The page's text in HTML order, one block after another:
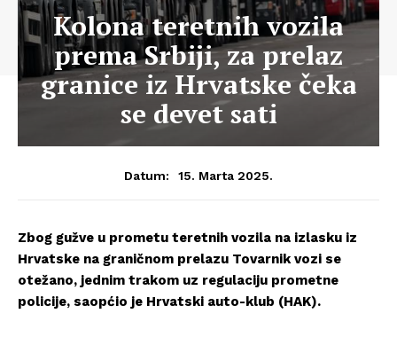
Kolona teretnih vozila
prema Srbiji, za prelaz
granice iz Hrvatske čeka
se devet sati
Datum: 15. Marta 2025.
Zbog gužve u prometu teretnih vozila na izlasku iz
Hrvatske na graničnom prelazu Tovarnik vozi se
otežano, jednim trakom uz regulaciju prometne
policije, saopćio je Hrvatski auto-klub (HAK).